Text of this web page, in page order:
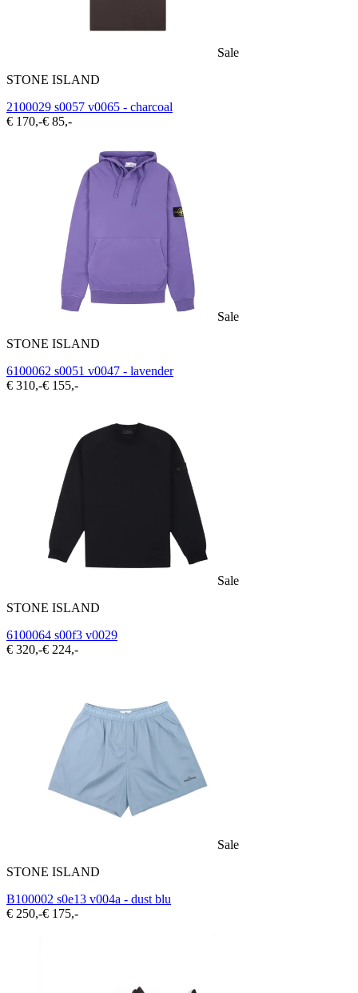
Sale
STONE ISLAND
2100029 s0057 v0065 - charcoal
€ 170,-€ 85,-
Sale
STONE ISLAND
6100062 s0051 v0047 - lavender
€ 310,-€ 155,-
Sale
STONE ISLAND
6100064 s00f3 v0029
€ 320,-€ 224,-
Sale
STONE ISLAND
B100002 s0e13 v004a - dust blu
€ 250,-€ 175,-